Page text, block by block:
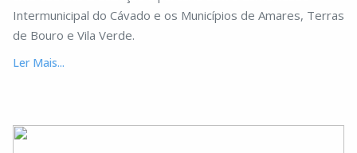
Intermunicipal do Cávado e os Municípios de Amares, Terras
de Bouro e Vila Verde.
Ler Mais...